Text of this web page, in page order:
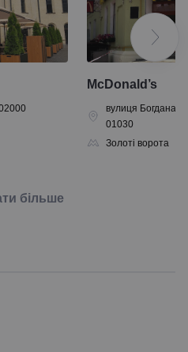
McDonald’s
вулиця Богдана
01030
Золоті ворота
більше